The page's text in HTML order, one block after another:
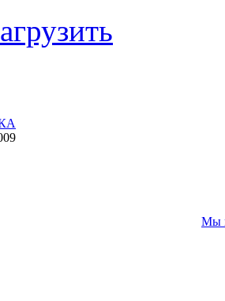
Мы